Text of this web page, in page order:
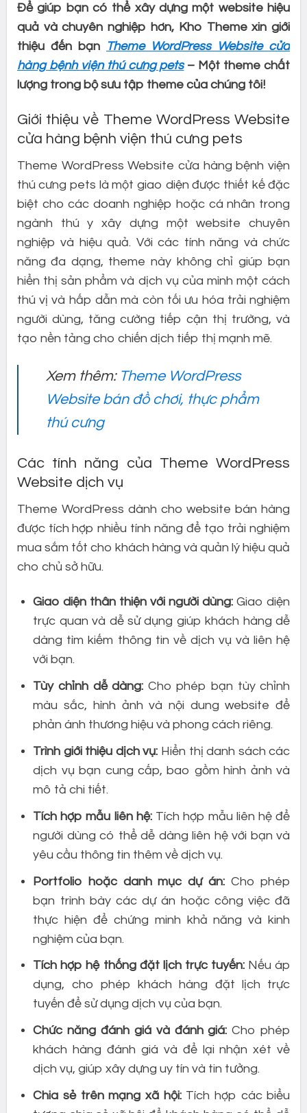
Để giúp bạn có thể xây dựng một website hiệu
quả và chuyên nghiệp hơn, Kho Theme xin giới
thiệu đến bạn
Theme WordPress Website cửa
hàng bệnh viện thú cưng pets– Một theme chất
lượng trong bộ sưu tập theme của chúng tôi!
Giới thiệu về Theme WordPress Website
cửa hàng bệnh viện thú cưng pets
Theme WordPress Website cửa hàng bệnh viện
thú cưng pets là một giao diện được thiết kế đặc
biệt cho các doanh nghiệp hoặc cá nhân trong
ngành thú y xây dựng một website chuyên
nghiệp và hiệu quả. Với các tính năng và chức
năng đa dạng, theme này không chỉ giúp bạn
hiển thị sản phẩm và dịch vụ của mình một cách
thú vị và hấp dẫn mà còn tối ưu hóa trải nghiệm
người dùng, tăng cường tiếp cận thị trường, và
tạo nền tảng cho chiến dịch tiếp thị mạnh mẽ.
Xem thêm: Theme WordPress
Website bán đồ chơi, thực phẩm
thú cưng
Các tính năng của Theme WordPress
Website dịch vụ
Theme WordPress dành cho website bán hàng
được tích hợp nhiều tính năng để tạo trải nghiệm
mua sắm tốt cho khách hàng và quản lý hiệu quả
cho chủ sở hữu.
Giao diện thân thiện với người dùng: Giao diện
trực quan và dễ sử dụng giúp khách hàng dễ
dàng tìm kiếm thông tin về dịch vụ và liên hệ
với bạn.
Tùy chỉnh dễ dàng: Cho phép bạn tùy chỉnh
màu sắc, hình ảnh và nội dung website để
phản ánh thương hiệu và phong cách riêng.
Trình giới thiệu dịch vụ: Hiển thị danh sách các
dịch vụ bạn cung cấp, bao gồm hình ảnh và
mô tả chi tiết.
Tích hợp mẫu liên hệ:Tích hợp mẫu liên hệ để
người dùng có thể dễ dàng liên hệ với bạn và
yêu cầu thông tin thêm về dịch vụ.
Portfolio hoặc danh mục dự án:Cho phép
bạn trình bày các dự án hoặc công việc đã
thực hiện để chứng minh khả năng và kinh
nghiệm của bạn.
Tích hợp hệ thống đặt lịch trực tuyến: Nếu áp
dụng, cho phép khách hàng đặt lịch trực
tuyến để sử dụng dịch vụ của bạn.
Chức năng đánh giá và đánh giá: Cho phép
khách hàng đánh giá và để lại nhận xét về
dịch vụ, giúp xây dựng uy tín và tin tưởng.
Chia sẻ trên mạng xã hội:Tích hợp các biểu